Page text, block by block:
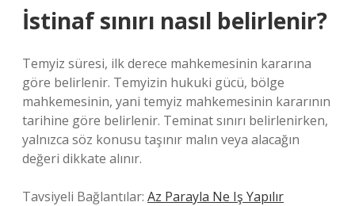
İstinaf sınırı nasıl belirlenir?
Temyiz süresi, ilk derece mahkemesinin kararına
göre belirlenir. Temyizin hukuki gücü, bölge
mahkemesinin, yani temyiz mahkemesinin kararının
tarihine göre belirlenir. Teminat sınırı belirlenirken,
yalnızca söz konusu taşınır malın veya alacağın
değeri dikkate alınır.
Tavsiyeli Bağlantılar: Az Parayla Ne Iş Yapılır